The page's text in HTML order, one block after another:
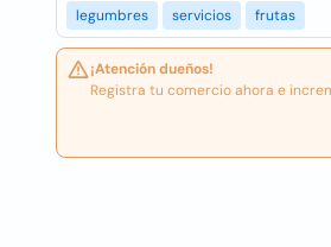
legumbres
servicios frutas
¡Atención dueños!
Registra tu comercio ahora e